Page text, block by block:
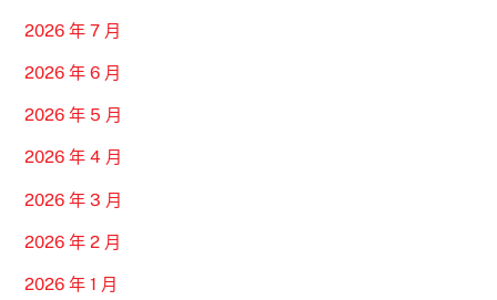
2026 年 7 月
2026 年 6 月
2026 年 5 月
2026 年 4 月
2026 年 3 月
2026 年 2 月
2026 年 1 月